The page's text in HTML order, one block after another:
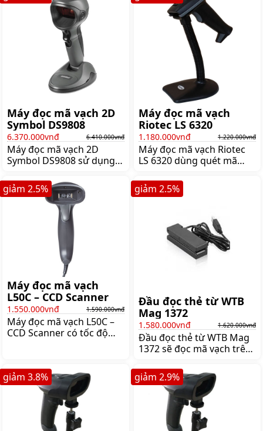
1400 hỗ trợ quét mã vạch
đơn tia và đa tia,
Giá:3.210.000 đ
Máy đọc mã vạch 2D
Symbol DS9808
6.370.000vnđ 6.410.000vnđ
Máy đọc mã vạch 2D
Symbol DS9808 sử dụng
chụp ảnh tuyến tính, có
khả năng đọc mã vạch tất
cả các mã vạch 1D & 2D &
Postal, Giá:6.410.000 đ
Máy đọc mã vạch
Riotec LS 6320
1.180.000vnđ 1.220.000vnđ
Máy đọc mã vạch Riotec
LS 6320 dùng quét mã
chính xác. Riotec LS 6320
dùng cho hệ thống bán
Máy đọc mã vạch
L50C – CCD Scanner
1.550.000vnđ 1.590.000vnđ
Máy đọc mã vạch L50C –
CCD Scanner có tốc độ
đáo mang tới nhiều thuận
tiện khi sử dụng,
Giá:1.590.000 đ
giảm 2.5%
Đầu đọc thẻ từ WTB
Mag 1372
1.580.000vnđ 1.620.000vnđ
Đầu đọc thẻ từ WTB Mag
1372 sẽ đọc mã vạch trên
phần mã vạch ra qua đầu
đọc, kết quả đọc chính
xác, Giá:1.620.000 đ
giảm 2.5%
giảm 3.8% giảm 2.9%